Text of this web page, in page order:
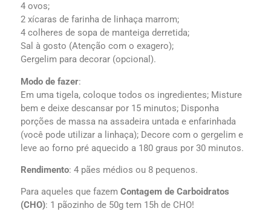
4 ovos;
2 xícaras de farinha de linhaça marrom;
4 colheres de sopa de manteiga derretida;
Sal à gosto (Atenção com o exagero);
Gergelim para decorar (opcional).
Modo de fazer:
Em uma tigela, coloque todos os ingredientes; Misture
bem e deixe descansar por 15 minutos; Disponha
porções de massa na assadeira untada e enfarinhada
(você pode utilizar a linhaça); Decore com o gergelim e
leve ao forno pré aquecido a 180 graus por 30 minutos.
Rendimento: 4 pães médios ou 8 pequenos.
Para aqueles que fazem Contagem de Carboidratos
(CHO): 1 pãozinho de 50g tem 15h de CHO!